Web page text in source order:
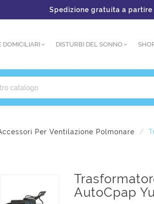
Spedizione gratuita a partire da
DOMICILIARI DISTURBI DEL SONNO
Per Ventilazione Polmonare
AutoCpap